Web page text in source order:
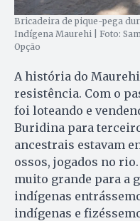
Bricadeira de pique-pega
Indígena Maurehi | Foto:
Opção
A história do
resistência. Com o
foi loteando e
Buridina para
ancestrais estavam
ossos, jogados no
muito grande para a
indígenas
indígenas e